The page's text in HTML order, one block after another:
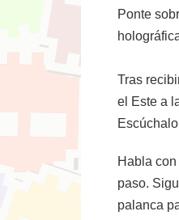
Ponte
Tras
el Este a
Habla
paso.
palanca